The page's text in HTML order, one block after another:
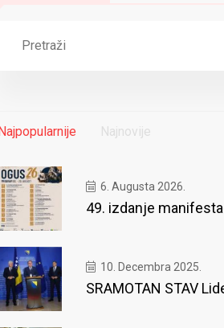
Najnovije
6. Augusta 2026.
49. izdanje
10. Decembra 2025.
SRAMOTAN STAV